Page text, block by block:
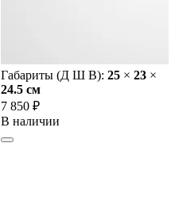
Габариты (Д Ш В): 25 × 23 ×
24.5 cм
7 850 ₽
В наличии